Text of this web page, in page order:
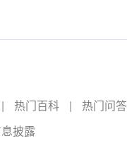
| 热门百科 |
热门问答
披露